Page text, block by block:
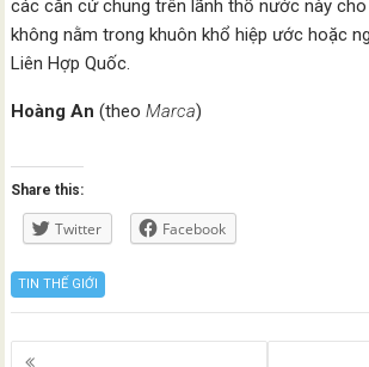
các căn cứ chung trên lãnh thổ nước này
không nằm trong khuôn khổ hiệp ước hoặc
Liên Hợp Quốc.
Hoàng An (theoMarca)
Share this:
Twitter Facebook
TIN THẾ GIỚI
Posts